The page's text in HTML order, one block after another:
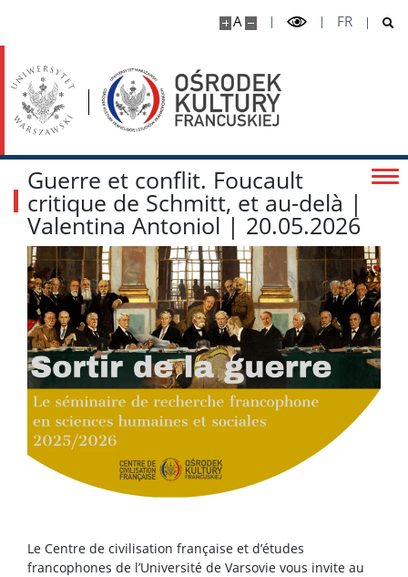
A FR
Guerre et conflit. Foucault
critique de Schmitt, et au-delà |
Valentina Antoniol | 20.05.2026
Le Centre de civilisation française et d’études
francophones de l’Université de Varsovie vous invite au